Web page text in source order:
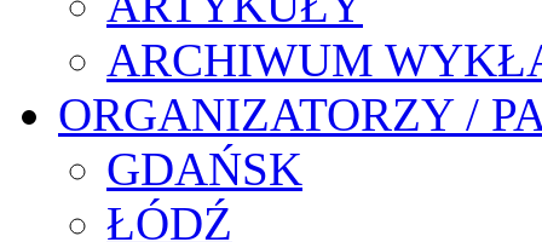
ARCHIWUM
ORGANIZATORZY /
GDAŃSK
ŁÓDŹ